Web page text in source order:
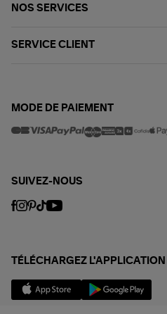
NOS SERVICES
SERVICE CLIENT
MODE DE PAIEMENT
SUIVEZ-NOUS
TÉLÉCHARGEZ L'APPLICATION